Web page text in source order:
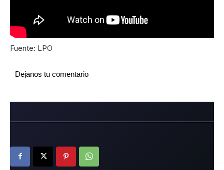
Fuente: LPO
Dejanos tu comentario